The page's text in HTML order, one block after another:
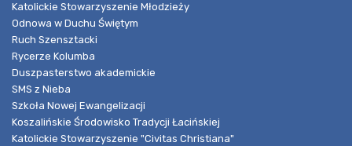
Katolickie Stowarzyszenie Młodzieży
Odnowa w Duchu Świętym
Ruch Szensztacki
Rycerze Kolumba
Duszpasterstwo akademickie
SMS z Nieba
Szkoła Nowej Ewangelizacji
Koszalińskie Środowisko Tradycji Łacińskiej
Katolickie Stowarzyszenie "Civitas Christiana"